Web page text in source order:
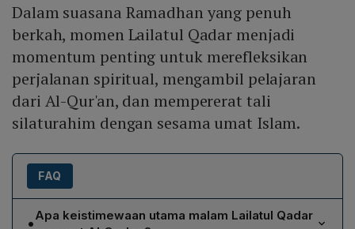
Dalam suasana Ramadhan yang penuh
berkah, momen Lailatul Qadar menjadi
momentum penting untuk merefleksikan
perjalanan spiritual, mengambil pelajaran
dari Al-Qur'an, dan mempererat tali
silaturahim dengan sesama umat Islam.
FAQ
•Apa keistimewaan utama malam Lailatul Qadar